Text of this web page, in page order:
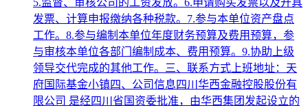
发票、计算申报缴纳各种税款。7.参与本单位资产盘点
工作。8.参与编制本单位年度财务预算及费用预算，参
与审核本单位各部门编制成本、费用预算。9.协助上级
领导交代完成的其他工作。三、联系方式上班地址：天
府国际基金小镇四、公司信息四川华西金融控股股份有
限公司 是经四川省国资委批准，由华西集团发起设立的